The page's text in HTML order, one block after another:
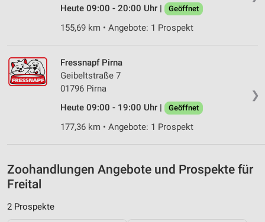
Heute 09:00 - 20:00 Uhr | Geöffnet
155,69 km • Angebote: 1 Prospekt
❯
Fressnapf Pirna
Geibeltstraße 7
01796 Pirna
Heute 09:00 - 19:00 Uhr |
Geöffnet
177,36 km • Angebote: 1 Prospekt
Zoohandlungen Angebote und Prospekte für
Freital
2 Prospekte
Verwendung genauer Standortdaten
Nicht-IAB-Verarbeitungszwecke:
Notwendig
Performance